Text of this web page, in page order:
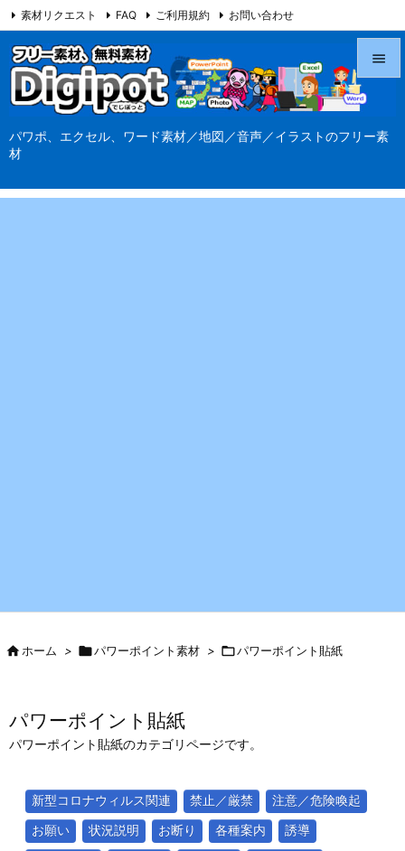
パワポ、エクセル、ワード素材／地図／音声／イラストのフリー素
材



素材リクエスト FAQ ご利用規約 お問い合わせ
当サイト（Digipot.net）について
ホーム > パワーポイント素材 > パワーポイント貼紙
パワーポイント貼紙
パワーポイント貼紙のカテゴリページです。
新型コロナウィルス関連 禁止／厳禁
注意／危険喚起
お願い
状況説明 お断り 各種案内
誘導